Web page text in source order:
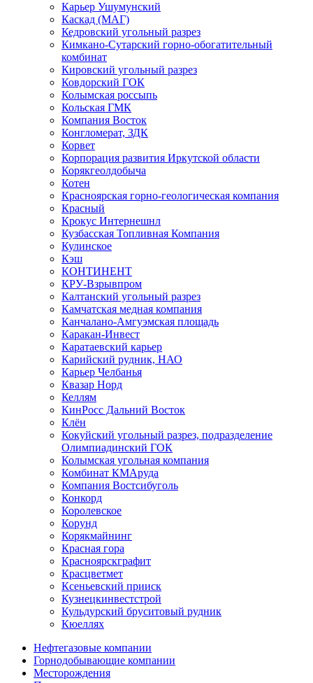
Карьер Ушумунский
Каскад (МАГ)
Кедровский угольный разрез
Кимкано-Сутарский горно-обогатительный
комбинат
Кировский угольный разрез
Ковдорский ГОК
Колымская россыпь
Кольская ГМК
Компания Восток
Конгломерат, ЗДК
Корвет
Корпорация развития Иркутской области
Корякгеолдобыча
Котен
Красноярская горно-геологическая компания
Красный
Крокус Интернешнл
Кузбасская Топливная Компания
Кулинское
Кэш
КОНТИНЕНТ
КРУ-Взрывпром
Калтанский угольный разрез
Камчатская медная компания
Канчалано-Амгуэмская площадь
Каракан-Инвест
Каратаевский карьер
Карийский рудник, НАО
Карьер Челбанья
Квазар Норд
Келлям
КинРосс Дальний Восток
Клён
Кокуйский угольный разрез, подразделение
Олимпиадинский ГОК
Колымская угольная компания
Комбинат КМАруда
Компания Востсибуголь
Конкорд
Королевское
Корунд
Корякмайнинг
Красная гора
Красноярскграфит
Красцветмет
Ксеньевский прииск
Кузнецкинвестстрой
Кульдурский бруситовый рудник
Кюеллях
Нефтегазовые компании
Горнодобывающие компании
Месторождения